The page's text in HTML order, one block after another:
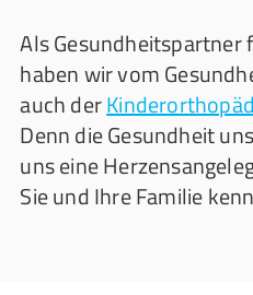
Als Gesundheitspartner
haben wir vom
auch der
Denn die Gesundheit
uns eine
Sie und Ihre Familie